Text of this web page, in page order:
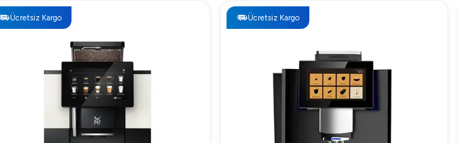
Ücretsiz Kargo Ücretsiz Kargo